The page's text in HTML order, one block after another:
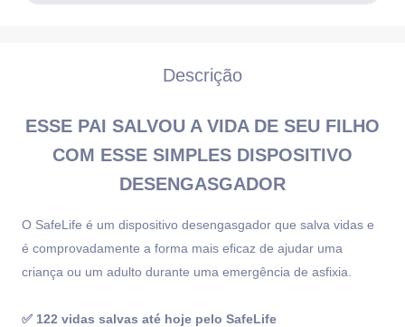
Descrição
ESSE PAI SALVOU A VIDA DE SEU FILHO
COM ESSE SIMPLES DISPOSITIVO
DESENGASGADOR
O SafeLife é um dispositivo desengasgador que salva vidas e
é comprovadamente a forma mais eficaz de ajudar uma
criança ou um adulto durante uma emergência de asfixia.
✅ 122 vidas salvas até hoje pelo SafeLife